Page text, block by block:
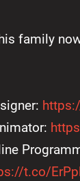
family
t.co/